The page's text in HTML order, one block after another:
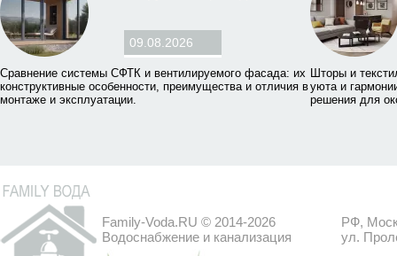
09.08.2026
Сравнение системы СФТК и вентилируемого фасада: их
конструктивные особенности, преимущества и отличия в
монтаже и эксплуатации.
Шторы и
уюта и
решения для
Family-Voda.RU © 2014-2026
Водоснабжение и канализация
РФ,
ул.